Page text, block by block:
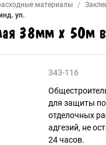
материалы
уп.
38мм х 50м
343-116
для защиты
отделочных
адгезий, не
24 часов.